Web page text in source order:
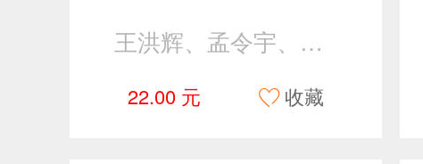
王洪辉、孟令宇、庹先国
22.00 元 收藏